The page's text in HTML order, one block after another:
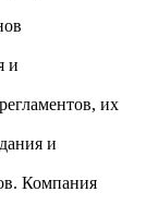
и
их
и
Компания